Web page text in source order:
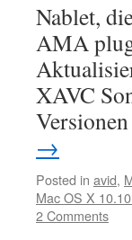
Nablet,
AMA
XAVC
→
Posted in avid,
Mac OS X
2 Comments